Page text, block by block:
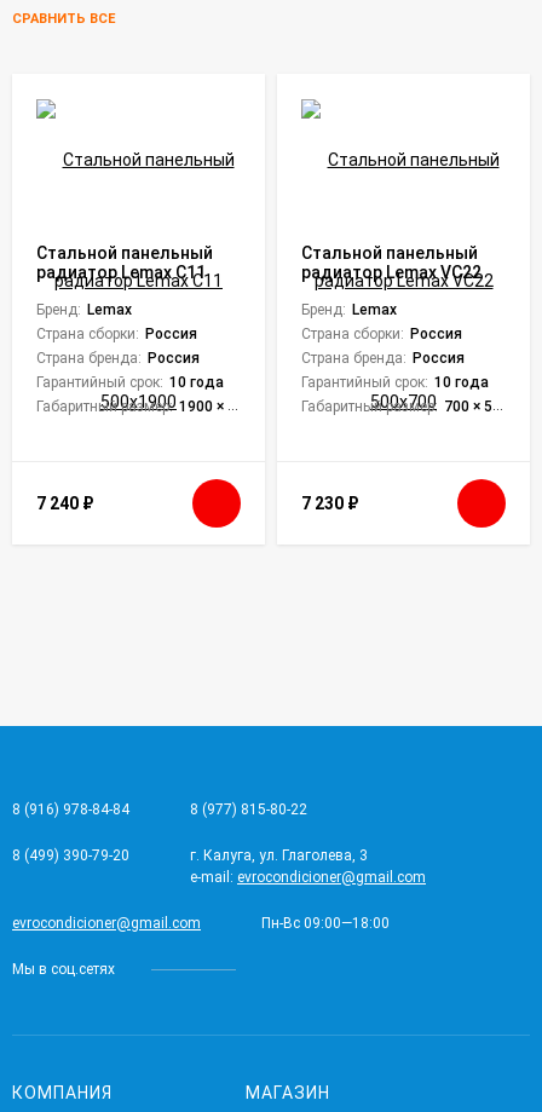
СРАВНИТЬ ВСЕ
Стальной панельный
радиатор Lemax C11
500х1900
Бренд: Lemax
Страна сборки: Россия
Страна бренда: Россия
Гарантийный срок: 10 года
Габаритный размер: 1900 × 500 × 62 мм
7 240 ₽
Стальной панельный
радиатор Lemax VC22
500х700
Бренд: Lemax
Страна сборки: Россия
Страна бренда: Россия
Гарантийный срок: 10 года
Габаритный размер: 700 × 500 × 102 мм
7 230 ₽
8 (916) 978-84-84 8 (977) 815-80-22
8 (499) 390-79-20
г. Калуга, ул. Глаголева, 3
e-mail: evrocondicioner@gmail.com
evrocondicioner@gmail.com Пн-Вс 09:00—18:00
Мы в соц.сетях
КОМПАНИЯ МАГАЗИН